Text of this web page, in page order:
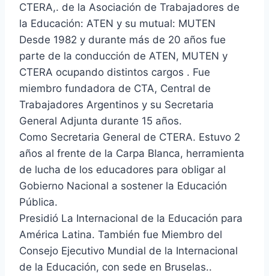
CTERA,. de la Asociación de Trabajadores de
la Educación: ATEN y su mutual: MUTEN
Desde 1982 y durante más de 20 años fue
parte de la conducción de ATEN, MUTEN y
CTERA ocupando distintos cargos . Fue
miembro fundadora de CTA, Central de
Trabajadores Argentinos y su Secretaria
General Adjunta durante 15 años.
Como Secretaria General de CTERA. Estuvo 2
años al frente de la Carpa Blanca, herramienta
de lucha de los educadores para obligar al
Gobierno Nacional a sostener la Educación
Pública.
Presidió La Internacional de la Educación para
América Latina. También fue Miembro del
Consejo Ejecutivo Mundial de la Internacional
de la Educación, con sede en Bruselas..